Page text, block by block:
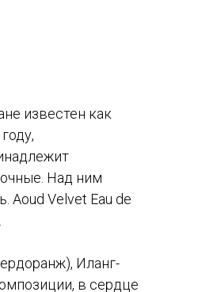
известен как
Над ним
Aoud Velvet Eau de
Иланг-
в сердце